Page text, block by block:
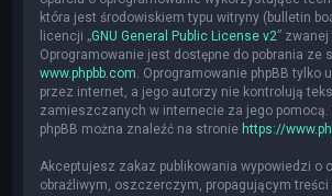
która jest środowiskiem typu witryny (bulletin
licencji „GNU General Public License v2” zwanej
Oprogramowanie jest dostępne do pobrania ze
www.phpbb.com . Oprogramowanie phpBB tylko
przez internet, a jego autorzy nie kontrolują
zamieszczanych w internecie za jego
phpBB można znaleźć na stronie https://
Akceptujesz zakaz publikowania wypowiedzi o
obraźliwym, oszczerczym, propagującym